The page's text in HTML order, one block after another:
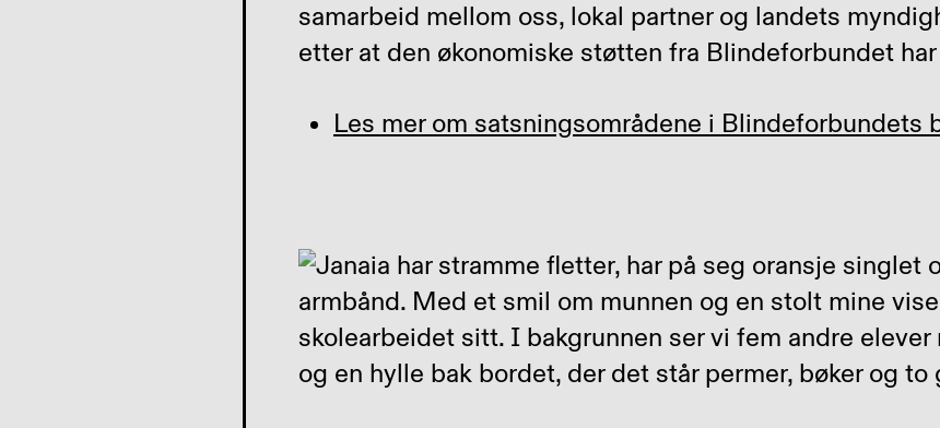
samarbeid mellom oss, lokal partner og landets
etter at den økonomiske støtten fra Blindeforbundet
Les mer om satsningsområdene i Blindeforbundets